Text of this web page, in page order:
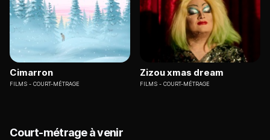
Cimarron
FILMS COURT-MÉTRAGE
Zizou xmas dream
FILMS COURT-MÉTRAGE
Court-métrage à venir